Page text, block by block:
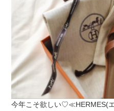
今年こそ欲しい♡≪HERMES(